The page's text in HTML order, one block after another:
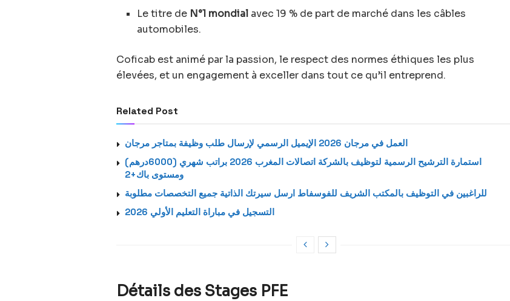
Le titre de N°1 mondial avec 19 % de part de marché dans les câbles
automobiles.
Coficab est animé par la passion, le respect des normes éthiques les plus
élevées, et un engagement à exceller dans tout ce qu’il entreprend.
Related Post
العمل في مرجان 2026 الإيميل الرسمي لإرسال طلب وظيفة بمتاجر مرجان
استمارة الترشيح الرسمية لتوظيف بالشركة اتصالات المغرب 2026 براتب شهري (6000درهم)
ومستوى باك+2
للراغبين في التوظيف بالمكتب الشريف للفوسفاط ارسل سيرتك الذاتية جميع التخصصات مطلوبة
التسجيل في مباراة التعليم الأولي 2026
Détails des Stages PFE